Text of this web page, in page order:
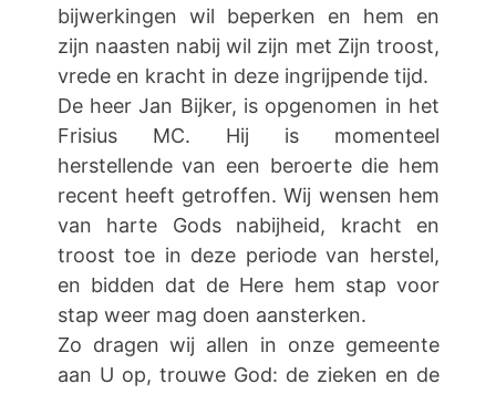
bijwerkingen wil beperken en hem en
zijn naasten nabij wil zijn met Zijn troost,
vrede en kracht in deze ingrijpende tijd.
De heer Jan Bijker, is opgenomen in het
Frisius MC. Hij is momenteel
herstellende van een beroerte die hem
recent heeft getroffen. Wij wensen hem
van harte Gods nabijheid, kracht en
troost toe in deze periode van herstel,
en bidden dat de Here hem stap voor
stap weer mag doen aansterken.
Zo dragen wij allen in onze gemeente
aan U op, trouwe God: de zieken en de